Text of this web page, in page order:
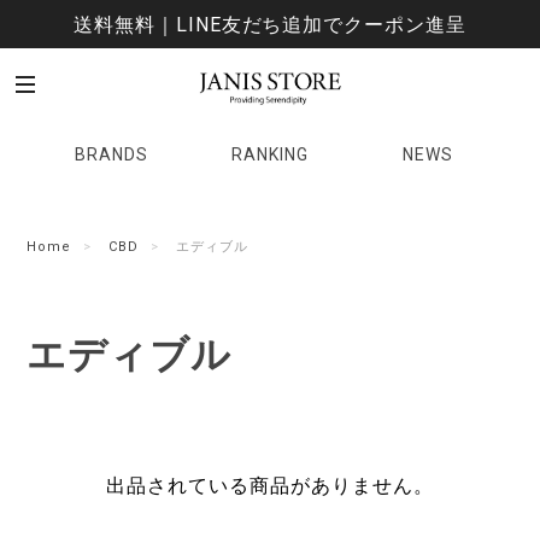
送料無料｜LINE友だち追加でクーポン進呈
BRANDS RANKING NEWS
Home CBD エディブル
エディブル
出品されている商品がありません。